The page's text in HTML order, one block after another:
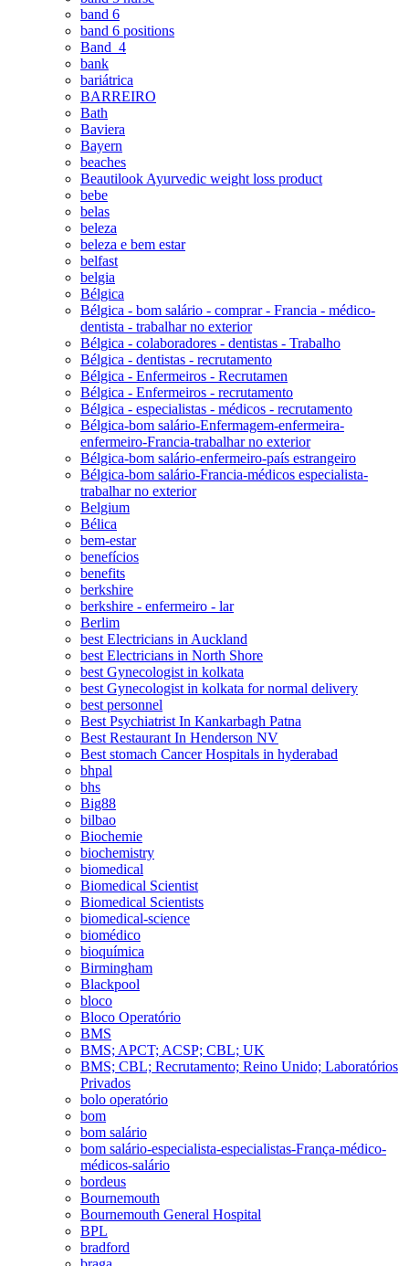
band 6
band 6 positions
Band_4
bank
bariátrica
BARREIRO
Bath
Baviera
Bayern
beaches
Beautilook Ayurvedic weight loss product
bebe
belas
beleza
beleza e bem estar
belfast
belgia
Bélgica
Bélgica - bom salário - comprar - Francia - médico-
dentista - trabalhar no exterior
Bélgica - colaboradores - dentistas - Trabalho
Bélgica - dentistas - recrutamento
Bélgica - Enfermeiros - Recrutamen
Bélgica - Enfermeiros - recrutamento
Bélgica - especialistas - médicos - recrutamento
Bélgica-bom salário-Enfermagem-enfermeira-
enfermeiro-Francia-trabalhar no exterior
Bélgica-bom salário-enfermeiro-país estrangeiro
Bélgica-bom salário-Francia-médicos especialista-
trabalhar no exterior
Belgium
Bélica
bem-estar
benefícios
benefits
berkshire
berkshire - enfermeiro - lar
Berlim
best Electricians in Auckland
best Electricians in North Shore
best Gynecologist in kolkata
best Gynecologist in kolkata for normal delivery
best personnel
Best Psychiatrist In Kankarbagh Patna
Best Restaurant In Henderson NV
Best stomach Cancer Hospitals in hyderabad
bhpal
bhs
Big88
bilbao
Biochemie
biochemistry
biomedical
Biomedical Scientist
Biomedical Scientists
biomedical-science
biomédico
bioquímica
Birmingham
Blackpool
bloco
Bloco Operatório
BMS
BMS; APCT; ACSP; CBL; UK
BMS; CBL; Recrutamento; Reino Unido; Laboratórios
Privados
bolo operatório
bom
bom salário
bom salário-especialista-especialistas-França-médico-
médicos-salário
bordeus
Bournemouth
Bournemouth General Hospital
BPL
bradford